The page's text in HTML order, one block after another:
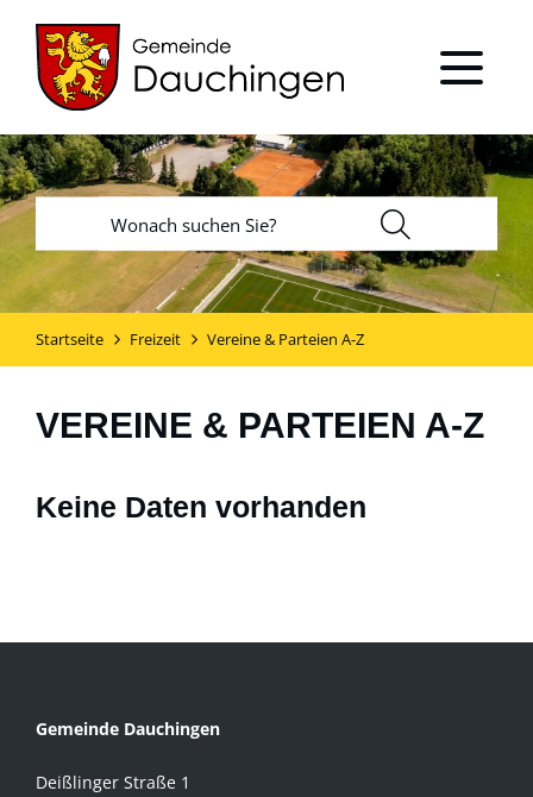
Startseite Freizeit Vereine & Parteien A-Z
VEREINE & PARTEIEN A-Z
Keine Daten vorhanden
Gemeinde Dauchingen
Deißlinger Straße 1